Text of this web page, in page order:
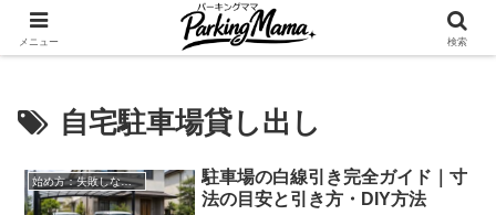
✨空き家・自宅の駐車場を貸してゆとりget🍵
自宅駐車場貸し出し
始め方：失敗しない自宅駐車場貸し出し
駐車場の白線引き完全ガイド｜寸
法の目安と引き方・DIY方法
メニュー 検索